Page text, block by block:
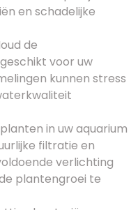
en schadelijke
de
voor uw
kunnen stress
in uw aquarium
filtratie en
verlichting
plantengroei te